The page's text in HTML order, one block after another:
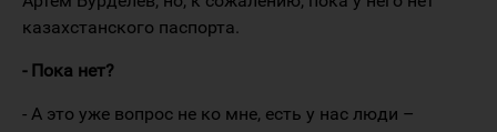
казахстанского паспорта.
- Пока нет?
- А это уже вопрос не ко мне, есть у нас люди –